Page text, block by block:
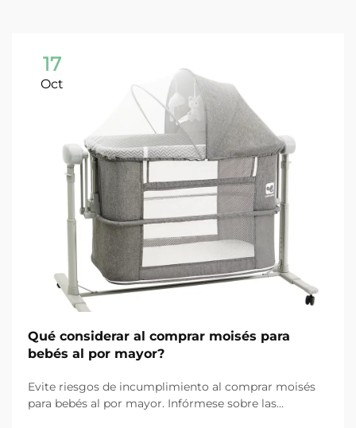
17
Oct
Qué considerar al comprar moisés para
bebés al por mayor?
Evite riesgos de incumplimiento al comprar moisés
para bebés al por mayor. Infórmese sobre las